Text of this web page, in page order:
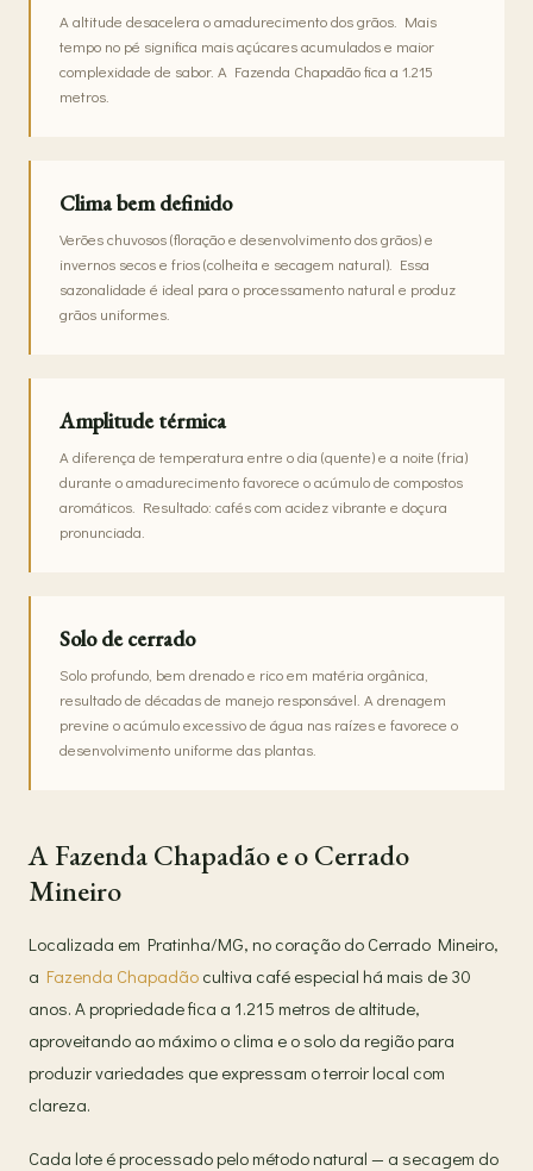
A altitude desacelera o amadurecimento dos grãos. Mais
tempo no pé significa mais açúcares acumulados e maior
complexidade de sabor. A Fazenda Chapadão fica a 1.215
metros.
Clima bem definido
Verões chuvosos (floração e desenvolvimento dos grãos) e
invernos secos e frios (colheita e secagem natural). Essa
sazonalidade é ideal para o processamento natural e produz
grãos uniformes.
Amplitude térmica
A diferença de temperatura entre o dia (quente) e a noite (fria)
durante o amadurecimento favorece o acúmulo de compostos
aromáticos. Resultado: cafés com acidez vibrante e doçura
pronunciada.
Solo de cerrado
Solo profundo, bem drenado e rico em matéria orgânica,
resultado de décadas de manejo responsável. A drenagem
previne o acúmulo excessivo de água nas raízes e favorece o
desenvolvimento uniforme das plantas.
A Fazenda Chapadão e o Cerrado
Mineiro
Localizada em Pratinha/MG, no coração do Cerrado Mineiro,
a Fazenda Chapadão cultiva café especial há mais de 30
anos. A propriedade fica a 1.215 metros de altitude,
aproveitando ao máximo o clima e o solo da região para
produzir variedades que expressam o terroir local com
clareza.
Cada lote é processado pelo método natural — a secagem do